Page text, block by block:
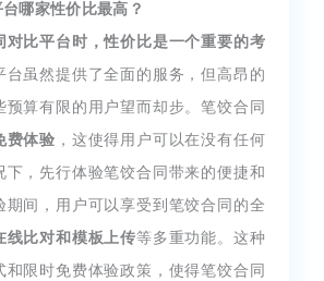
哪家性价比最高？
对比平台时，性价比是一个重要的考
台虽然提供了全面的服务，但高昂的
预算有限的用户望而却步。笔饺合同
费体验 ，这使得用户可以在没有任何
下，先行体验笔饺合同带来的便捷和
期间，用户可以享受到笔饺合同的全
线比对和模板上传等多重功能。这种
和限时免费体验政策，使得笔饺合同